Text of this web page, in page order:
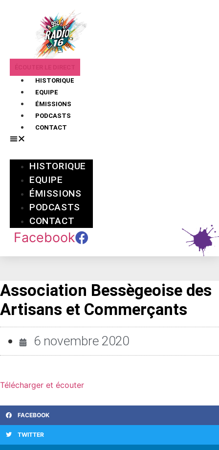
HISTORIQUE
EQUIPE
ÉMISSIONS
PODCASTS
CONTACT
HISTORIQUE
EQUIPE
ÉMISSIONS
PODCASTS
CONTACT
Facebook
Association Bessègeoise des
Artisans et Commerçants
6 novembre 2020
Télécharger et écouter
FACEBOOK
TWITTER